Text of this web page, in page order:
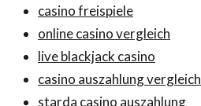
casino freispiele
online casino vergleich
live blackjack casino
casino auszahlung vergleich
starda casino auszahlung